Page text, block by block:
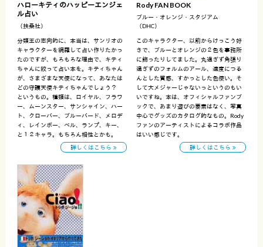
ハローキティのハッピーエンジェ
ル占い
（扶桑社）
分類王の志向的に、本当は、サンリオの
キャラクターを網羅して占い作りたかっ
たのですが、もろもろな理由で、キティ
ちゃんに絞って占い本を。キティちゃん
が、さまざまな天使になって、あなたは
どの守護天使キティちゃんでしょう？
というもの。種類は、ロイヤル、フラワ
ー、ムーンスター、サンシャイン、ハー
ト、クローバー、ブルーバード、メロデ
ィ、レインボー、ベル、ランプ、キー、
と１２キャラ。もちろん相性とかも。
詳しくはこちら
Rody FAN BOOK
ブルー・オレンジ・スタジアム
（DHC）
このキャラクター、以前からけっこう好
きで、ブルーとオレンジの２色を事務所
に飾ったりしてました。丸過ぎず角張り
過ぎずのフォルムのアール、適度につる
んとした質感、すかっとした色使い。そ
して大メジャーじゃないっというのもい
いですね。本は、オフィシャルファンブ
ックで、あまり遊びの要素はなく、写真
中心でグッズのカタログ的なもの。Rody
ファンのアーティストによるコラボ作品
はいい感じです。
詳しくはこちら